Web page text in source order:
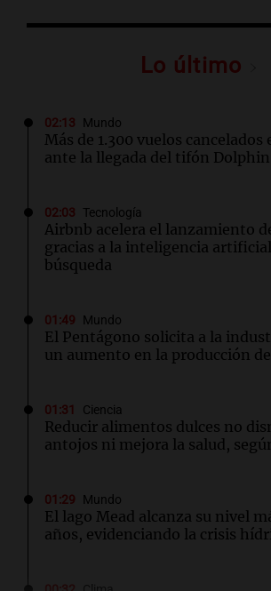
Lo último
02:13 Mundo
Más de 1.300 vuelos cancelados
ante la llegada del tifón Dolphin
02:03 Tecnología
Airbnb acelera el lanzamiento
gracias a la inteligencia
búsqueda
01:49 Mundo
El Pentágono solicita a la
un aumento en la producción
01:31 Ciencia
Reducir alimentos dulces no
antojos ni mejora la salud,
01:29 Mundo
El lago Mead alcanza su nivel
años, evidenciando la crisis